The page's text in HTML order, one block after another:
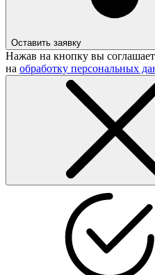
Оставить заявку
Нажав на кнопку вы
на обработку персональных